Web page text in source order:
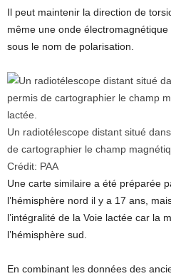
Il peut maintenir la direction de
même une onde
sous le nom de polarisation.
Un radiotélescope distant situé
de cartographier le champ
Crédit: PAA
Une carte similaire a été préparée
l’hémisphère nord il y a 17 ans,
l’intégralité de la Voie lactée car la
l’hémisphère sud.
En combinant les données des